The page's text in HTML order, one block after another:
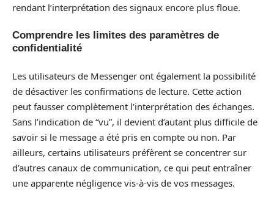
rendant l’interprétation des signaux encore plus floue.
Comprendre les limites des paramètres de
confidentialité
Les utilisateurs de Messenger ont également la possibilité
de désactiver les confirmations de lecture. Cette action
peut fausser complètement l’interprétation des échanges.
Sans l’indication de “vu”, il devient d’autant plus difficile de
savoir si le message a été pris en compte ou non. Par
ailleurs, certains utilisateurs préfèrent se concentrer sur
d’autres canaux de communication, ce qui peut entraîner
une apparente négligence vis-à-vis de vos messages.